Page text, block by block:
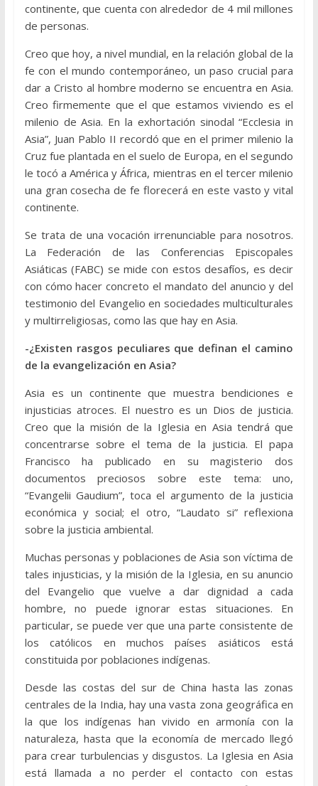
continente, que cuenta con alrededor de 4 mil millones
de personas.
Creo que hoy, a nivel mundial, en la relación global de la
fe con el mundo contemporáneo, un paso crucial para
dar a Cristo al hombre moderno se encuentra en Asia.
Creo firmemente que el que estamos viviendo es el
milenio de Asia. En la exhortación sinodal “Ecclesia in
Asia”, Juan Pablo II recordó que en el primer milenio la
Cruz fue plantada en el suelo de Europa, en el segundo
le tocó a América y África, mientras en el tercer milenio
una gran cosecha de fe florecerá en este vasto y vital
continente.
Se trata de una vocación irrenunciable para nosotros.
La Federación de las Conferencias Episcopales
Asiáticas (FABC) se mide con estos desafíos, es decir
con cómo hacer concreto el mandato del anuncio y del
testimonio del Evangelio en sociedades multiculturales
y multirreligiosas, como las que hay en Asia.
-¿Existen rasgos peculiares que definan el camino
de la evangelización en Asia?
Asia es un continente que muestra bendiciones e
injusticias atroces. El nuestro es un Dios de justicia.
Creo que la misión de la Iglesia en Asia tendrá que
concentrarse sobre el tema de la justicia. El papa
Francisco ha publicado en su magisterio dos
documentos preciosos sobre este tema: uno,
“Evangelii Gaudium”, toca el argumento de la justicia
económica y social; el otro, “Laudato si” reflexiona
sobre la justicia ambiental.
Muchas personas y poblaciones de Asia son víctima de
tales injusticias, y la misión de la Iglesia, en su anuncio
del Evangelio que vuelve a dar dignidad a cada
hombre, no puede ignorar estas situaciones. En
particular, se puede ver que una parte consistente de
los católicos en muchos países asiáticos está
constituida por poblaciones indígenas.
Desde las costas del sur de China hasta las zonas
centrales de la India, hay una vasta zona geográfica en
la que los indígenas han vivido en armonía con la
naturaleza, hasta que la economía de mercado llegó
para crear turbulencias y disgustos. La Iglesia en Asia
está llamada a no perder el contacto con estas